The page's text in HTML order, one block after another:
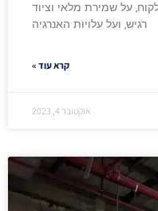
על שמירת מלאי וציוד
רגיש, ועל עלויות האנרגיה
קרא עוד »
אוקטובר 4, 2023